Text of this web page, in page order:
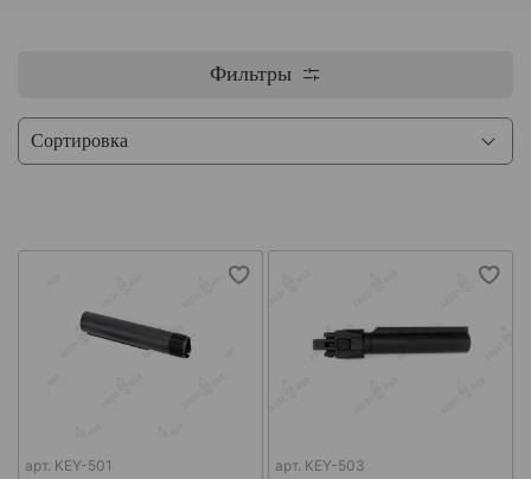
Фильтры
арт. KEY-501 арт. KEY-503